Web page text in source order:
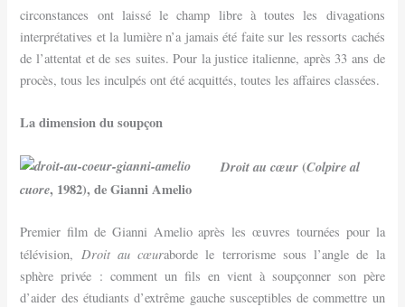
circonstances ont laissé le champ libre à toutes les divagations
interprétatives et la lumière n’a jamais été faite sur les ressorts cachés
de l’attentat et de ses suites. Pour la justice italienne, après 33 ans de
procès, tous les inculpés ont été acquittés, toutes les affaires classées.
La dimension du soupçon
Droit au cœur(Colpire al
cuore, 1982), de Gianni Amelio
Premier film de Gianni Amelio après les œuvres tournées pour la
télévision, Droit au cœuraborde le terrorisme sous l’angle de la
sphère privée : comment un fils en vient à soupçonner son père
d’aider des étudiants d’extrême gauche susceptibles de commettre un